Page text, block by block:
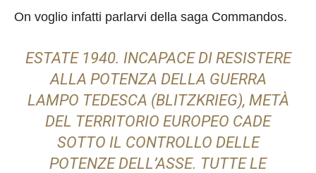
On voglio infatti parlarvi della saga Commandos.
ESTATE 1940. INCAPACE DI RESISTERE
ALLA POTENZA DELLA GUERRA
LAMPO TEDESCA (BLITZKRIEG), METÀ
DEL TERRITORIO EUROPEO CADE
SOTTO IL CONTROLLO DELLE
POTENZE DELL’ASSE. TUTTE LE